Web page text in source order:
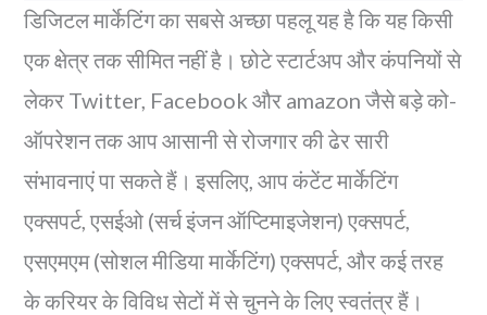
डिजिटल मार्केटिंग का सबसे अच्छा पहलू यह है कि यह किसी
एक क्षेत्र तक सीमित नहीं है। छोटे स्टार्टअप और कंपनियों से
लेकर Twitter, Facebook और amazon जैसे बड़े को-
ऑपरेशन तक आप आसानी से रोजगार की ढेर सारी
संभावनाएं पा सकते हैं। इसलिए, आप कंटेंट मार्केटिंग
एक्सपर्ट, एसईओ (सर्च इंजन ऑप्टिमाइजेशन) एक्सपर्ट,
एसएमएम (सोशल मीडिया मार्केटिंग) एक्सपर्ट, और कई तरह
के करियर के विविध सेटों में से चुनने के लिए स्वतंत्र हैं।